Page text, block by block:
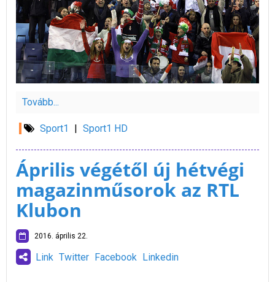
Tovább...
Sport1 | Sport1 HD
Április végétől új hétvégi
magazinműsorok az RTL
Klubon
2016. április 22.
Link Twitter Facebook Linkedin